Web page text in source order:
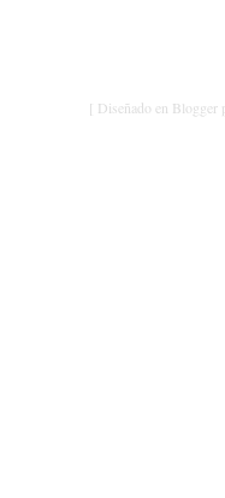
[ Diseñado en Blogger